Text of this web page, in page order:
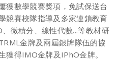
獲數學競賽獎項，免試保送台
競賽校隊指導及多家連鎖教育
微積分、線性代數...等教材研
金牌及兩屆銀牌隊伍的協
獲得IMO金牌及IPhO金牌。